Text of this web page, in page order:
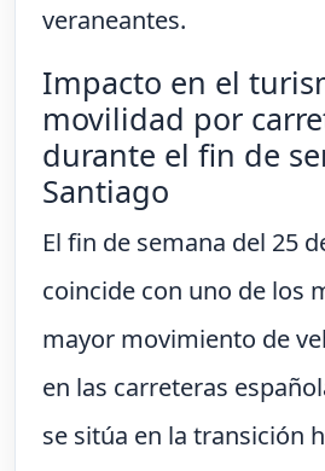
veraneantes.
Impacto en el
movilidad por
durante el fin de
Santiago
El fin de semana del 25
coincide con uno de los
mayor movimiento de
en las carreteras
se sitúa en la transición